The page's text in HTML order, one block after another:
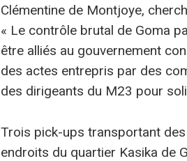
Clémentine de Montjoye,
« Le contrôle brutal de Goma
être alliés au gouvernement
des actes entrepris par des
des dirigeants du M23 pour
Trois pick-ups transportant
endroits du quartier Kasika de